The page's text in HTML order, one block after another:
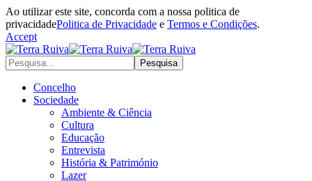
Ao utilizar este site, concorda com a nossa politica de
privacidadePolitica de Privacidade e Termos e Condições.
Accept
Concelho
Sociedade
Ambiente & Ciência
Cultura
Educação
Entrevista
História & Património
Lazer